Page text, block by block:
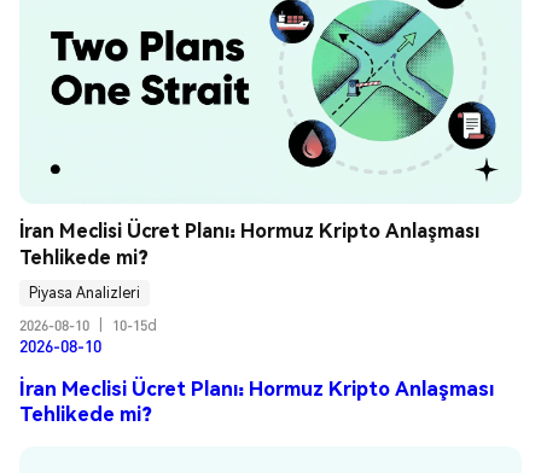
İran Meclisi Ücret Planı: Hormuz Kripto Anlaşması
Tehlikede mi?
Piyasa Analizleri
2026-08-10
10-15d
2026-08-10
İran Meclisi Ücret Planı: Hormuz Kripto Anlaşması
Tehlikede mi?